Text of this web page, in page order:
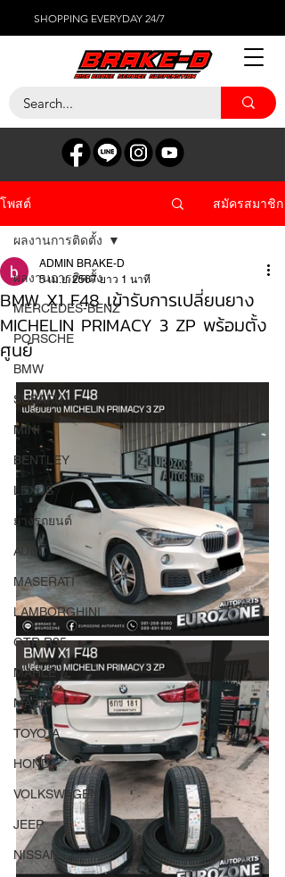
SHOPPING EVERYDAY 24/7
โพสต์ สมัครสมาชิก
ผลงานการติดตั้ง
MERCEDES-BENZ
PORSCHE
BMW
SUBARU
MINI
BENTLEY
LEXUS
ยางรถยนต์
AUDI
MASERATI
LAMBORGHINI
GTR R35
MAHLE
MAZDA
TOYOTA
HONDA
VOLKSWAGEN
JEEP
NISSAN
ผลงานการติดตั้ง
BMW X1 F48 เข้ารับการเปลี่ยนยาง
MICHELIN PRIMACY 3 ZP พร้อมตั้ง
ศูนย์
ADMIN BRAKE-D
5 เม.ย. 2567 ยาว 1 นาที